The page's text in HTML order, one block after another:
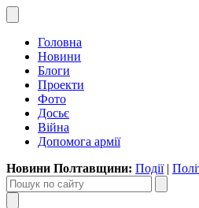
Головна
Новини
Блоги
Проекти
Фото
Досьє
Війна
Допомога армії
Новини Полтавщини: Події|